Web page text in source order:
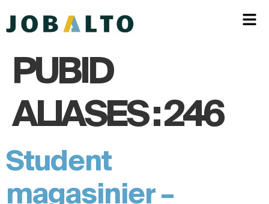
PUBID
ALIASES :246
Student
magasinier –